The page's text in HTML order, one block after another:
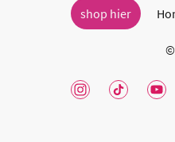
shop hier